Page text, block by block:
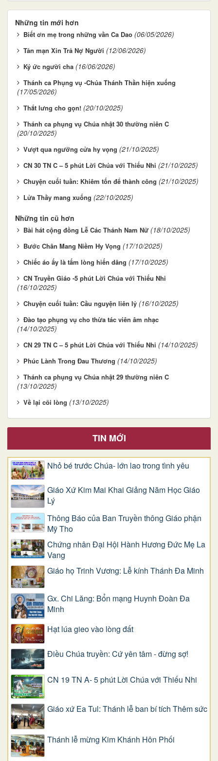
Những tin mới hơn
Biết ơn mẹ trong những vần Ca Dao (06/05/2026)
Tản mạn Xin Trả Nợ Người (12/06/2026)
Ký ức người cha (16/06/2026)
Thánh ca Phụng vụ -Chúa Thánh Thần hiện xuống
(17/05/2026)
Thắt lưng cho gọn! (20/10/2025)
Thánh ca phụng vụ Chúa nhật 30 thường niên C
(20/10/2025)
Vượt qua ngưỡng cửa hy vọng (21/10/2025)
CN 30 TN C – 5 phút Lời Chúa với Thiếu Nhi (21/10/2025)
Chuyện cuối tuần: Khiêm tốn để thành công (21/10/2025)
Lửa Thầy mang xuống (22/10/2025)
Những tin cũ hơn
Bài hát cộng đồng Lễ Các Thánh Nam Nữ (18/10/2025)
Bước Chân Mang Niềm Hy Vọng (17/10/2025)
Chiếc áo ấy là tấm lòng hiến dâng (17/10/2025)
CN Truyền Giáo -5 phút Lời Chúa với Thiếu Nhi
(16/10/2025)
Chuyện cuối tuần: Cầu nguyện liên lỷ (16/10/2025)
Đào tạo phụng vụ cho thừa tác viên âm nhạc
(14/10/2025)
CN 29 TN C – 5 phút Lời Chúa với Thiếu Nhi (14/10/2025)
Phúc Lành Trong Đau Thương (14/10/2025)
Thánh ca phụng vụ Chúa nhật 29 thường niên C
(13/10/2025)
Về lại cõi lòng (13/10/2025)
TIN MỚI
Nhỏ bé trước Chúa- lớn lao trong tình yêu
Giáo Xứ Kim Mai Khai Giảng Năm Học Giáo
Lý
Thông Báo của Ban Truyền thông Giáo phận
Mỹ Tho
Chứng nhân Đại Hội Hành Hương Đức Mẹ La
Vang
Giáo họ Trinh Vương: Lễ kính Thánh Đa Minh
Gx. Chi Lăng: Bổn mạng Huynh Đoàn Đa
Minh
Hạt lúa gieo vào lòng đất
Điều Chúa truyền: Cứ yên tâm - đừng sợ!
CN 19 TN A- 5 phút Lời Chúa với Thiếu Nhi
Giáo xứ Ea Tul: Thánh lễ ban bí tích Thêm sức
Thánh lễ mừng Kim Khánh Hôn Phối